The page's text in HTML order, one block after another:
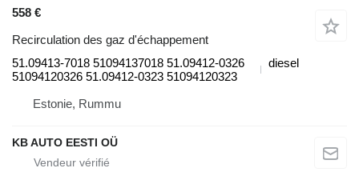
558 €
Recirculation des gaz d'échappement
51.09413-7018 51094137018 51.09412-0326
51094120326 51.09412-0323 51094120323
diesel
Estonie, Rummu
KB AUTO EESTI OÜ